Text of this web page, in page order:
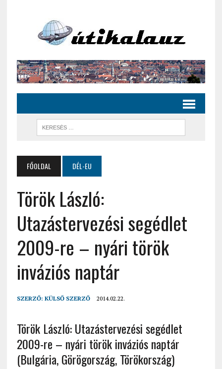
FŐOLDAL DÉL-EU
Török László:
Utazástervezési segédlet
2009-re – nyári török
inváziós naptár
SZERZŐ: KÜLSŐ SZERZŐ 2014.02.22.
Török László: Utazástervezési segédlet
2009-re – nyári török inváziós naptár
(Bulgária, Görögország, Törökország)